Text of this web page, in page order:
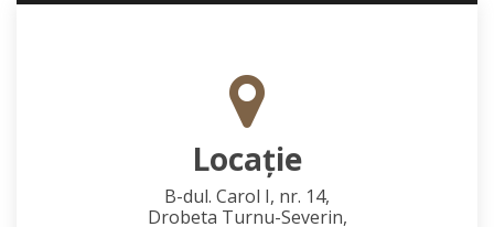
Locaţie
B-dul. Carol I, nr. 14,
Drobeta Turnu-Severin,